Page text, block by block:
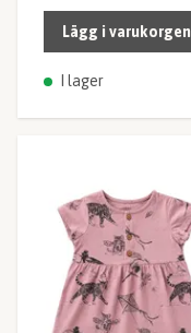
Lägg i varukorgen
I lager